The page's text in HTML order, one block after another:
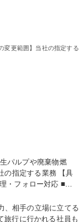
変更範囲】当社の指定する
定する業務 【具
・フォロー対応 ■大
識習得、先輩社員に
、相手の立場に立てる